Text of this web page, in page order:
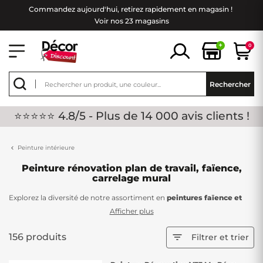
Commandez aujourd'hui, retirez rapidement en magasin !
Voir nos 23 magasins
+ 0
Rechercher
⭐⭐⭐⭐⭐ 4.8/5 - Plus de 14 000 avis clients !
Peinture intérieure
Peinture rénovation plan de travail, faïence,
carrelage mural
Explorez la diversité de notre assortiment en peintures faïence et
chez Décor Discount, une solution pratique pour
cuisine sans engager de
Afficher plus
156 produits  Filtrer et trier